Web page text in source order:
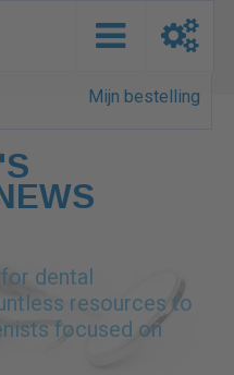
Mijn bestelling
dental
resources to
focused on